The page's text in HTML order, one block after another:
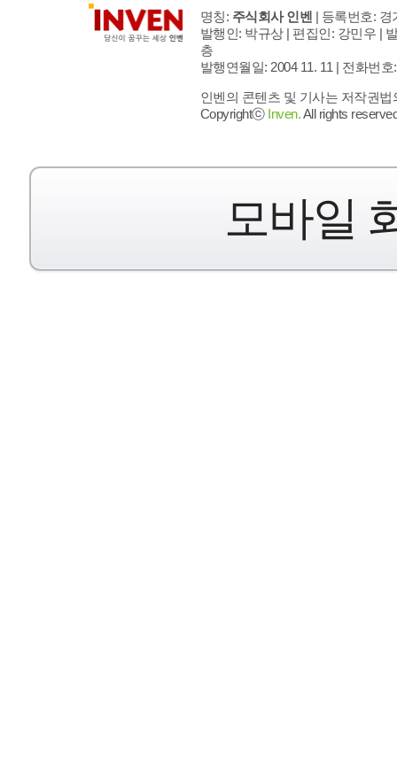
명칭: 주식회사 인벤 | 등록번호: 경
발행인: 박규상 | 편집인: 강민우 |
층
발행연월일: 2004 11. 11 | 전화번호
인벤의 콘텐츠 및 기사는 저작권
Copyrightⓒ Inven.All rights
모바일